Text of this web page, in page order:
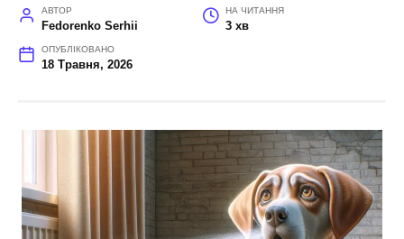
АВТОР
Fedorenko Serhii
НА ЧИТАННЯ
3 хв
ОПУБЛІКОВАНО
18 Травня, 2026